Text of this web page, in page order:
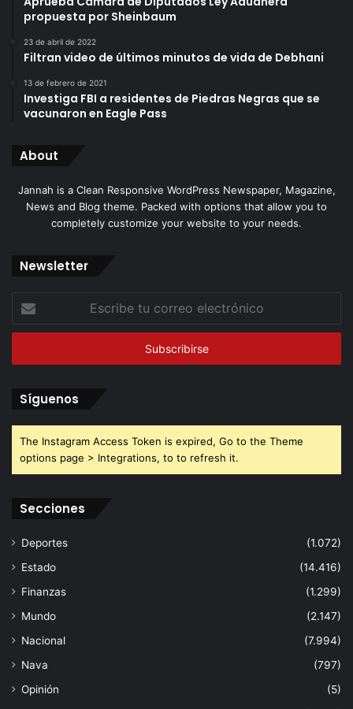
propuesta por Sheinbaum
23 de abril de 2022
Filtran video de últimos minutos de vida de Debhani
13 de febrero de 2021
Investiga FBI a residentes de Piedras Negras que se
vacunaron en Eagle Pass
About
Jannah is a Clean Responsive WordPress Newspaper, Magazine,
News and Blog theme. Packed with options that allow you to
completely customize your website to your needs.
Newsletter
correo
Síguenos
The Instagram Access Token is expired, Go to the Theme
options page > Integrations, to to refresh it.
Secciones
Deportes
(1.072)
Estado
(14.416)
Finanzas
(1.299)
Mundo
(2.147)
Nacional
(7.994)
Nava
(797)
Opinión
(5)